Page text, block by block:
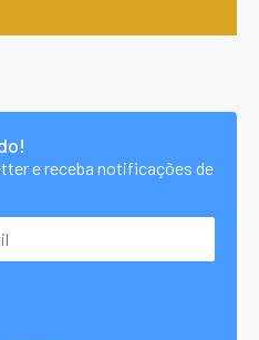
e receba notificações de